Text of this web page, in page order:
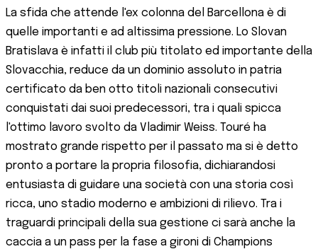
La sfida che attende l'ex colonna del Barcellona è di
quelle importanti e ad altissima pressione. Lo Slovan
Bratislava è infatti il club più titolato ed importante della
Slovacchia, reduce da un dominio assoluto in patria
certificato da ben otto titoli nazionali consecutivi
conquistati dai suoi predecessori, tra i quali spicca
l'ottimo lavoro svolto da Vladimir Weiss. Touré ha
mostrato grande rispetto per il passato ma si è detto
pronto a portare la propria filosofia, dichiarandosi
entusiasta di guidare una società con una storia così
ricca, uno stadio moderno e ambizioni di rilievo. Tra i
traguardi principali della sua gestione ci sarà anche la
caccia a un pass per la fase a gironi di Champions